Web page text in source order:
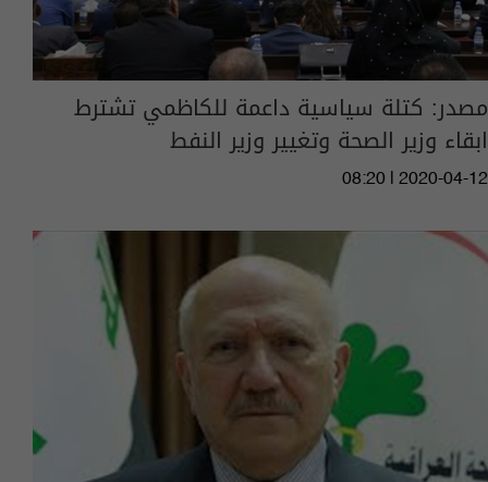
مصدر: كتلة سياسية داعمة للكاظمي تشترط
ابقاء وزير الصحة وتغيير وزير النفط
08:20 | 2020-04-12